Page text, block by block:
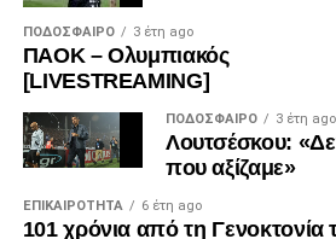
ΠΟΔΌΣΦΑΙΡΟ 3 έτη ago
ΠΑΟΚ – Ολυμπιακός
[LIVESTREAMING]
ΠΟΔΌΣΦΑΙΡΟ 3 έτη ago
Λουτσέσκου:
που αξίζαμε»
ΕΠΙΚΑΙΡΌΤΗΤΑ 6 έτη ago
101 χρόνια από τη Γενοκτονία